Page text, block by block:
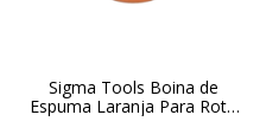
Sigma Tools Boina de
Espuma Laranja Para Roto